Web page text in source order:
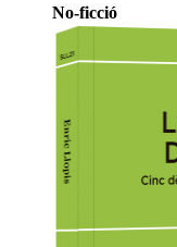
No-ficció